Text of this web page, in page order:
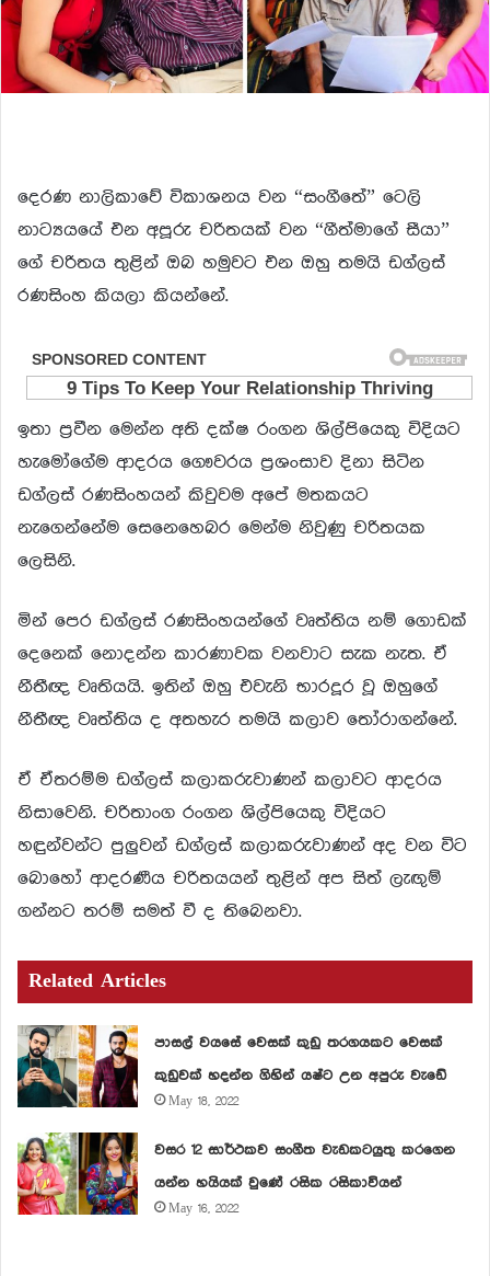
දෙරණ නාලිකාවේ විකාශනය වන “සංගීතේ” ටෙලි
නාට්‍යයයේ එන අපූරු චරිතයක් වන “ගීත්මාගේ සීයා”
ගේ චරිතය තුළින් ඔබ හමුවට එන ඔහු තමයි ඩග්ලස්
රණසිංහ කියලා කියන්නේ.
ඉතා ප්‍රවීන මෙන්න අති දක්ෂ රංගන ශිල්පියෙකු විදියට
හැමෝගේම ආදරය ගෞවරය ප්‍රශංසාව දිනා සිටින
ඩග්ලස් රණසිංහයන් කිවුවම අපේ මතකයට
නැගෙන්නේම සෙනෙහෙබර මෙන්ම නිවුණු චරිතයක
ලෙසිනි.
මින් පෙර ඩග්ලස් රණසිංහයන්ගේ වෘත්තිය නම් ගොඩක්
දෙනෙක් නොදන්න කාරණාවක වනවාට සැක නැත. ඒ
නීතීඥ වෘතියයි. ඉතින් ඔහු එවැනි භාරදූර වූ ඔහුගේ
නීතීඥ වෘත්තිය ද අතහැර තමයි කලාව තෝරාගන්නේ.
ඒ ඒතරම්ම ඩග්ලස් කලාකරුවාණන් කලාවට ආදරය
නිසාවෙනි. චරිතාංග රංගන ශිල්පියෙකු විදියට
හඳුන්වන්ට පුලුවන් ඩග්ලස් කලාකරුවාණන් අද වන විට
බොහෝ ආදරණීය චරිතයයන් තුළින් අප සිත් ලැඟුම්
ගන්නට තරම් සමත් වී ද තිබෙනවා.
Related Articles
පාසල් වයසේ වෙසක් කුඩු තරගයකට වෙසක්
කුඩුවක් හදන්න ගිහින් යෂ්ට උන අපුරු වැඩේ
May 18, 2022
වසර 12 සාර්ථකව සංගීත වැඩකටයුතු කරගෙන
යන්න හයියක් වුණේ රසික රසිකාවියන්
May 16, 2022